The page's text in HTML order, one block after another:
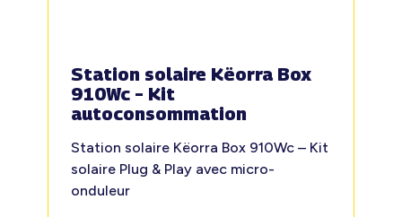
Station solaire Këorra Box
910Wc – Kit
autoconsommation
Station solaire Këorra Box 910Wc – Kit
solaire Plug & Play avec micro-
onduleur